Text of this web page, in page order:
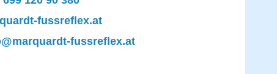
fussreflex.at
fussreflex.at